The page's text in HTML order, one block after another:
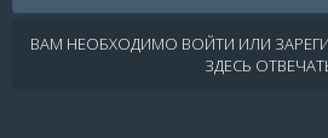
ВАМ НЕОБХОДИМО ВОЙТИ ИЛИ
ЗДЕСЬ